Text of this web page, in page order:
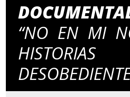
“NO EN MI
HISTORIAS